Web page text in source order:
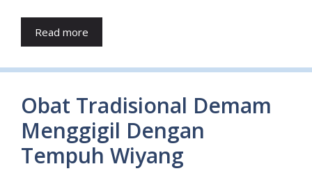
Read more
Obat Tradisional Demam
Menggigil Dengan
Tempuh Wiyang